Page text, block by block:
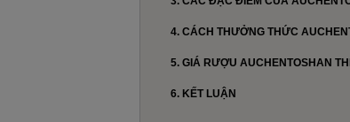
4. CÁCH THƯỞNG THỨC
5. GIÁ RƯỢU AUCHENTOSHAN
6. KẾT LUẬN